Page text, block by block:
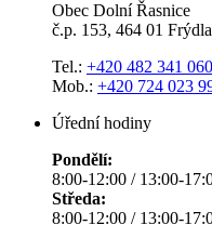
Obec Dolní Řasnice
č.p. 153, 464 01
Tel.: +420 482 341 060
Mob.: +420 724 023
Úřední hodiny
Pondělí:
8:00-12:00 / 13:00-
Středa:
8:00-12:00 / 13:00-